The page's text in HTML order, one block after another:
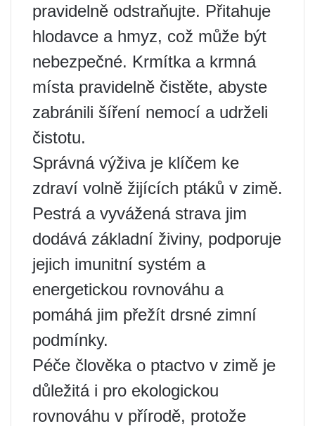
pravidelně odstraňujte. Přitahuje
hlodavce a hmyz, což může být
nebezpečné. Krmítka a krmná
místa pravidelně čistěte, abyste
zabránili šíření nemocí a udrželi
čistotu.
Správná výživa je klíčem ke
zdraví volně žijících ptáků v zimě.
Pestrá a vyvážená strava jim
dodává základní živiny, podporuje
jejich imunitní systém a
energetickou rovnováhu a
pomáhá jim přežít drsné zimní
podmínky.
Péče člověka o ptactvo v zimě je
důležitá i pro ekologickou
rovnováhu v přírodě, protože